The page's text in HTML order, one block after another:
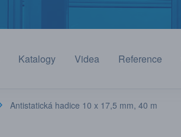
Katalogy Videa Reference
Antistatická hadice 10 x 17,5 mm, 40 m